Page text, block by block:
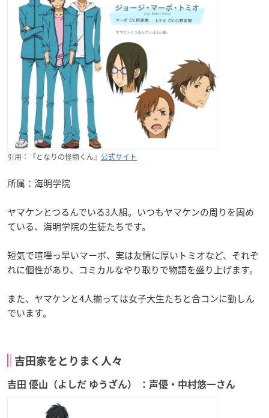
引用：『となりの怪物くん』 公式サイト
所属：海明学院
ヤマケンとつるんでいる3人組。いつもヤマケンの周りを固め
ている、海明学院の生徒たちです。
短気で喧嘩っ早いマーボ、実は友情に厚いトミオなど、それぞ
れに個性があり、コミカルなやり取りで物語を盛り上げます。
また、ヤマケンと4人揃っては女子大生たちと合コンに勤しん
でいます。
吉田家をとりまく人々
吉田 優山（よしだ ゆうざん） ：声優・中村悠一さん